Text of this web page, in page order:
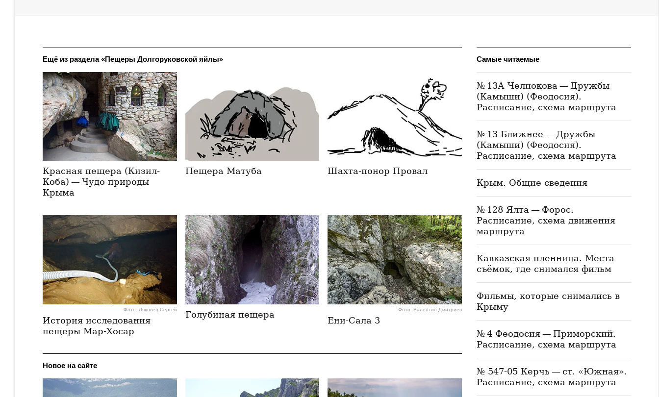
Ещё из раздела «Пещеры Долгоруковской яйлы»
Красная пещера (Кизил-
Коба) — Чудо природы
Крыма
Пещера Матуба Шахта-понор Провал
Фото: Ляховец Сергей
История исследования
пещеры Мар-Хосар
Голубиная пещера Фото: Валентин Дмитриев
Ени-Сала 3
Новое на сайте
Самые читаемые
№ 13А Челнокова — Дружбы
(Камыши) (Феодосия).
Расписание, схема маршрута
№ 13 Ближнее — Дружбы
(Камыши) (Феодосия).
Расписание, схема маршрута
Крым. Общие сведения
№ 128 Ялта — Форос.
Расписание, схема движения
маршрута
Кавказская пленница. Места
съёмок, где снимался фильм
Фильмы, которые снимались в
Крыму
№ 4 Феодосия — Приморский.
Расписание, схема маршрута
№ 547-05 Керчь — ст. «Южная».
Расписание, схема маршрута